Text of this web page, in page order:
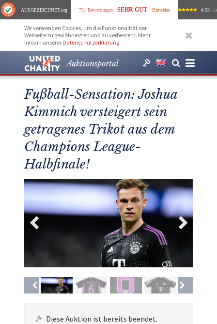
AUSGEZEICHNET.org 751 Bewertungen SEHR GUT Hinweise 4.93 /
Wir verwenden Cookies, um die Funktionalität der
Webseite zu gewährleisten und zu verbessern. Mehr
Infos in unserer Datenschutzerklärung.
Auktionsportal
Fußball-Sensation: Joshua
Kimmich versteigert sein
getragenes Trikot aus dem
Champions League-
Halbfinale!
Diese Auktion ist bereits beendet.